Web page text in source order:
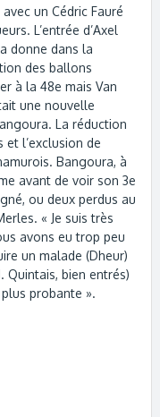
un Cédric Fauré
L’entrée d’Axel
donne dans la
des ballons
à la 48e mais Van
une nouvelle
La réduction
l’exclusion de
Bangoura, à
avant de voir son 3e
ou deux perdus au
« Je suis très
avons eu trop peu
un malade (Dheur)
Quintais, bien entrés)
probante ».